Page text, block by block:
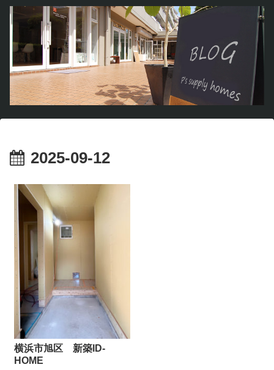
2025-09-12
横浜市旭区 新築ID-
HOME